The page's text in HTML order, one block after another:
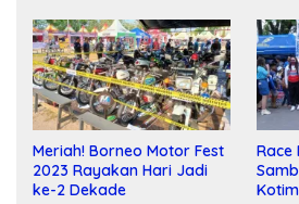
Meriah! Borneo Motor Fest
2023 Rayakan Hari Jadi
ke-2 Dekade
Race